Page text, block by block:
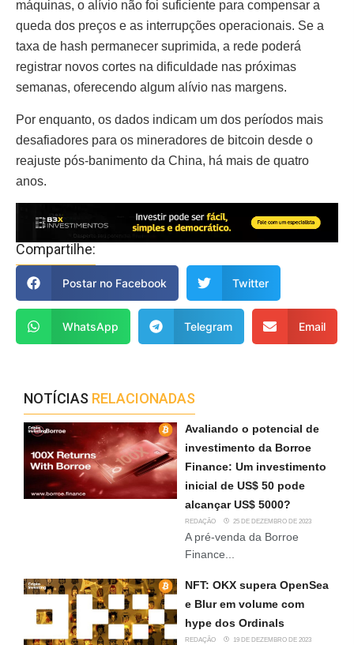
máquinas, o alívio não foi suficiente para compensar a
queda dos preços e as interrupções operacionais. Se a
taxa de hash permanecer suprimida, a rede poderá
registrar novos cortes na dificuldade nas próximas
semanas, oferecendo algum alívio nas margens.
Por enquanto, os dados indicam um dos períodos mais
desafiadores para os mineradores de bitcoin desde o
reajuste pós-banimento da China, há mais de quatro
anos.
Compartilhe:
Postar no Facebook Twitter
WhatsApp Telegram Email
NOTÍCIAS RELACIONADAS
Avaliando o potencial de
investimento da Borroe
Finance: Um investimento
inicial de US$ 50 pode
alcançar US$ 5000?
REDAÇÃO 25 DE DEZEMBRO DE 2023
A pré-venda da Borroe
Finance...
NFT: OKX supera OpenSea
e Blur em volume com
hype dos Ordinals
REDAÇÃO 19 DE DEZEMBRO DE 2023